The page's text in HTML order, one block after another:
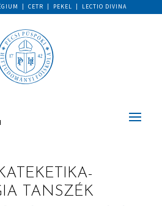
| CETR | PEKEL | LECTIO DIVINA
TANSZÉK